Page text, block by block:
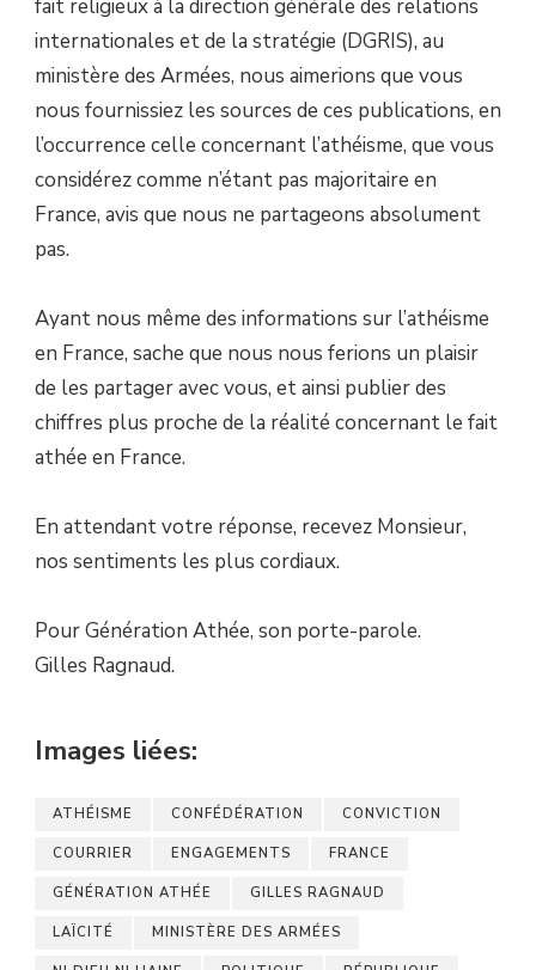
fait religieux à la direction générale des relations
internationales et de la stratégie (DGRIS), au
ministère des Armées, nous aimerions que vous
nous fournissiez les sources de ces publications, en
l’occurrence celle concernant l’athéisme, que vous
considérez comme n’étant pas majoritaire en
France, avis que nous ne partageons absolument
pas.
Ayant nous même des informations sur l’athéisme
en France, sache que nous nous ferions un plaisir
de les partager avec vous, et ainsi publier des
chiffres plus proche de la réalité concernant le fait
athée en France.
En attendant votre réponse, recevez Monsieur,
nos sentiments les plus cordiaux.
Pour Génération Athée, son porte-parole.
Gilles Ragnaud.
Images liées:
ATHÉISME CONFÉDÉRATION CONVICTION
COURRIER ENGAGEMENTS FRANCE
GÉNÉRATION ATHÉE GILLES RAGNAUD
LAÏCITÉ MINISTÈRE DES ARMÉES